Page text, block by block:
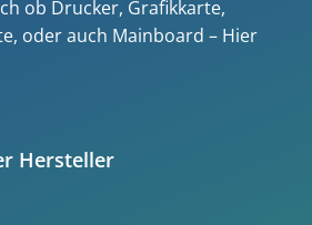
ob Drucker, Grafikkarte,
oder auch Mainboard – Hier
Hersteller